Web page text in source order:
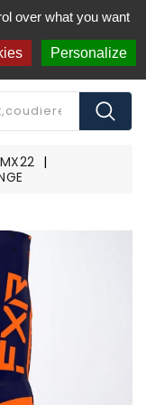
d'achat (*)
over what you want
Personalize